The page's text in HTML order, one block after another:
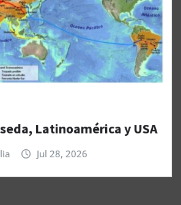
Latinoamérica y USA
Jul 28, 2026